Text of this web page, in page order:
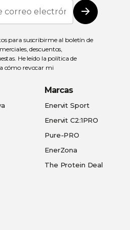
Suscribirse
para suscribirme al boletín de
descuentos,
He leído la política de
cómo revocar mi
Marcas
Enervit Sport
Enervit C2:1PRO
Pure-PRO
EnerZona
The Protein Deal